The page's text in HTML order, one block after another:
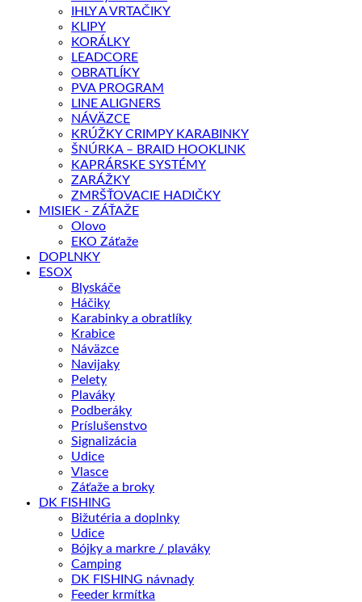
IHLY A VRTAČIKY
KLIPY
KORÁLKY
LEADCORE
OBRATLÍKY
PVA PROGRAM
LINE ALIGNERS
NÁVÄZCE
KRÚŽKY CRIMPY KARABINKY
ŠNÚRKA – BRAID HOOKLINK
KAPRÁRSKE SYSTÉMY
ZARÁŽKY
ZMRŠŤOVACIE HADIČKY
MISIEK - ZÁŤAŽE
Olovo
EKO Záťaže
DOPLNKY
ESOX
Blyskáče
Háčiky
Karabinky a obratlíky
Krabice
Náväzce
Navijaky
Pelety
Plaváky
Podberáky
Príslušenstvo
Signalizácia
Udice
Vlasce
Záťaže a broky
DK FISHING
Bižutéria a doplnky
Udice
Bójky a markre / plaváky
Camping
DK FISHING návnady
Feeder krmítka